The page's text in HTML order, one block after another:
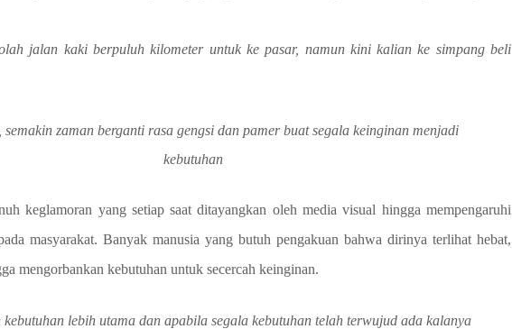
jalan kaki berpuluh kilometer untuk ke pasar, namun kini kalian ke simpang beli
semakin zaman berganti rasa gengsi dan pamer buat segala keinginan menjadi
kebutuhan
keglamoran yang setiap saat ditayangkan oleh media visual hingga mempengaruhi
masyarakat. Banyak manusia yang butuh pengakuan bahwa dirinya terlihat hebat,
mengorbankan kebutuhan untuk secercah keinginan.
kebutuhan lebih utama dan apabila segala kebutuhan telah terwujud ada kalanya